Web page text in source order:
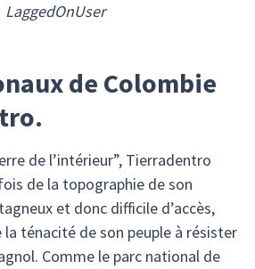
LaggedOnUser
de Colombie
de l’intérieur”, Tierradentro
de la topographie de son
et donc difficile d’accès,
ténacité de son peuple à résister
Comme le parc national de